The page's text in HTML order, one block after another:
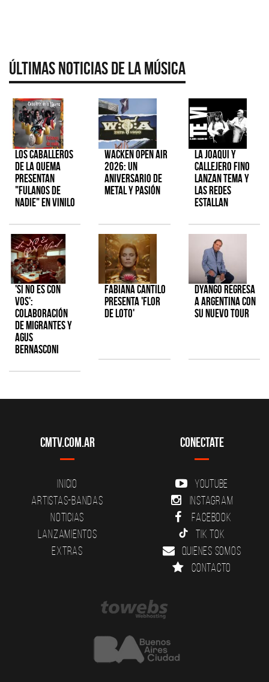
Últimas Noticias de la Música
Los Caballeros
de la Quema
presentan
"Fulanos de
Nadie" en vinilo
Wacken Open Air
2026: Un
aniversario de
metal y pasión
La Joaqui y
Callejero Fino
lanzan tema y
las redes
estallan
'Si No Es Con
Vos':
colaboración
de Migrantes y
Agus
Bernasconi
Fabiana Cantilo
presenta 'Flor
de Loto'
Dyango regresa
a Argentina con
su nuevo tour
CMTV.com.ar
Inicio
Artistas-Bandas
Noticias
Lanzamientos
Extras
Conectate
YouTube
Instagram
Facebook
Tik Tok
Quienes somos
Contacto